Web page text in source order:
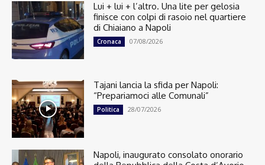
Lui + lui + l’altro. Una lite per gelosia
finisce con colpi di rasoio nel quartiere
di Chiaiano a Napoli
Cronaca 07/08/2026
Tajani lancia la sfida per Napoli:
“Prepariamoci alle Comunali”
Politica 28/07/2026
Napoli, inaugurato consolato onorario